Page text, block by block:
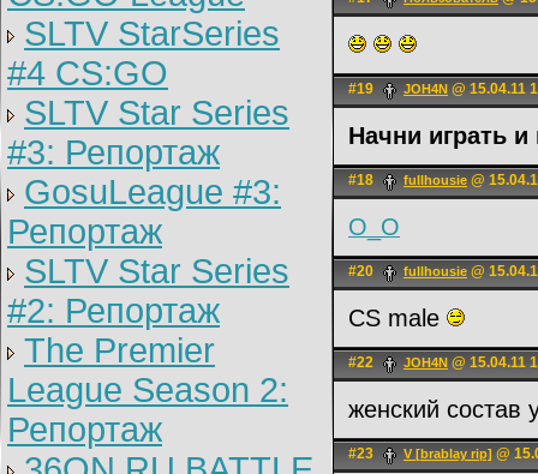
SLTV StarSeries
#4 CS:GO
SLTV Star Series
#3: Репортаж
GosuLeague #3:
Репортаж
SLTV Star Series
#2: Репортаж
The Premier
League Season 2:
Репортаж
#19 JOH4N @ 15.04.11
Начни играть
#18 fullhousie @
О_О
#20 fullhousie @
CS male
#22 JOH4N @ 15.04.11
женский состав
#23 V [brablay rip] @